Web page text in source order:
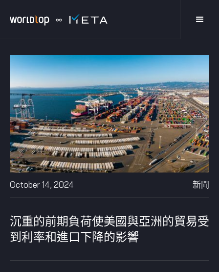
October 14, 2024 新聞
沉重的前期負荷使美國與亞洲的貿易受
到利率和進口下降的影響